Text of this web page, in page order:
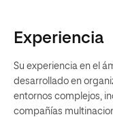
Experiencia
Su experiencia en el
desarrollado en
entornos complejos,
compañías